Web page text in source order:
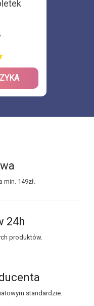
149zł.
24h
produktów.
standardzie.